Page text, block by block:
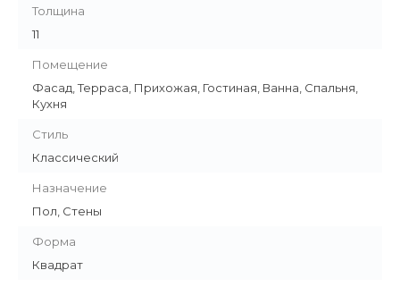
Толщина
11
Помещение
Фасад, Терраса, Прихожая, Гостиная, Ванна, Спальня,
Кухня
Стиль
Классический
Назначение
Пол, Стены
Форма
Квадрат